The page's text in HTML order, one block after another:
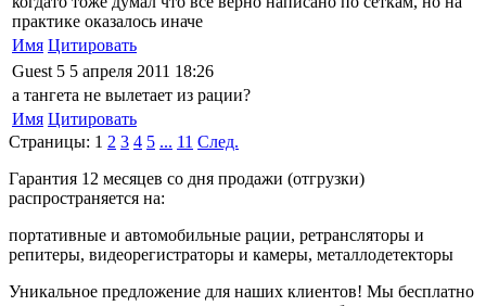
практике оказалось иначе
Имя Цитировать
Guest 5 5 апреля 2011 18:26
а тангета не вылетает из рации?
Имя Цитировать
Страницы: 1 2 3 4 5 ... 11 След.
Гарантия 12 месяцев со дня продажи (отгрузки)
распространяется на:
портативные и автомобильные рации, ретрансляторы и
репитеры, видеорегистраторы и камеры, металлодетекторы
Уникальное предложение для наших клиентов! Мы бесплатно